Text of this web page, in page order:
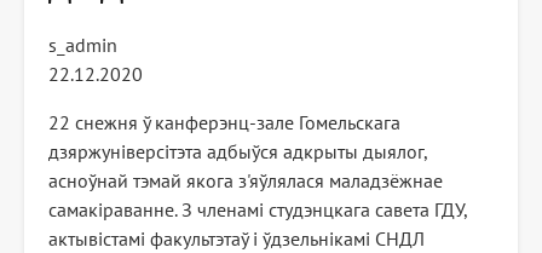
s_admin
22.12.2020
22 снежня ў канферэнц-зале Гомельскага
дзяржуніверсітэта адбыўся адкрыты дыялог,
асноўнай тэмай якога з'яўлялася маладзёжнае
самакіраванне. З членамі студэнцкага савета ГДУ,
актывістамі факультэтаў і ўдзельнікамі СНДЛ